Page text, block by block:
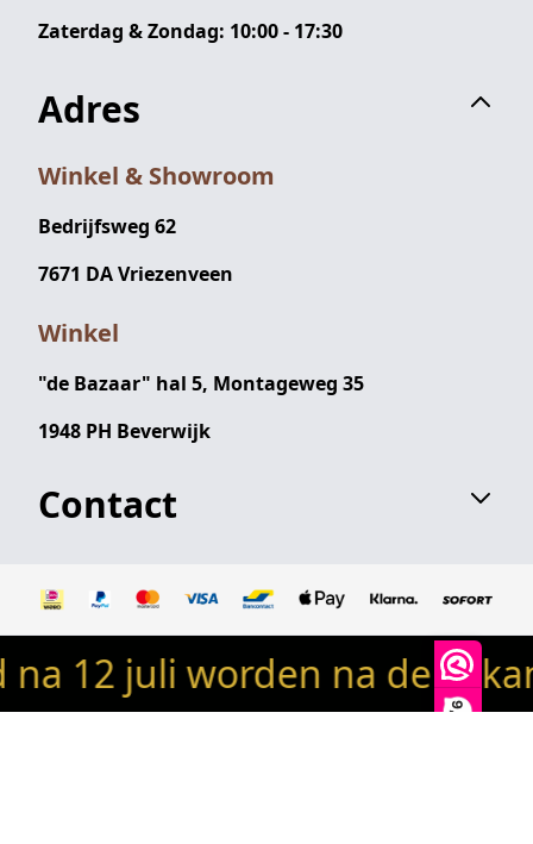
9,9
Zaterdag & Zondag: 10:00 - 17:30
Adres
Winkel & Showroom
Bedrijfsweg 62
7671 DA Vriezenveen
Winkel
"de Bazaar" hal 5, Montageweg 35
1948 PH Beverwijk
Contact
© 2024 Robin's woondeco / robinswoondeco.nl - Alle
rechten voorbehouden
juli worden na de